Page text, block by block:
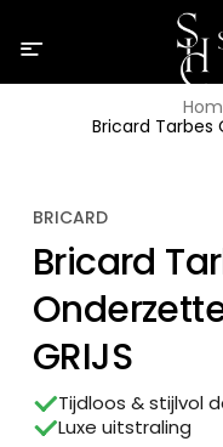
Bricard Tarbes
BRICARD
Bricard
GRIJS
Tijdloos & stijlvol
Luxe uitstraling